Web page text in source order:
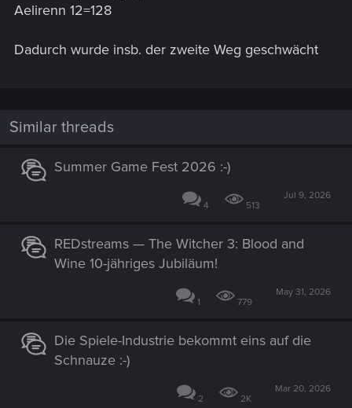
Aelirenn 12=128
Dadurch wurde insb. der zweite Weg geschwächt
Similar threads
Summer Game Fest 2026 :-)
4 513
Jul 9, 2026
REDstreams — The Witcher 3: Blood and
Wine 10-jähriges Jubiläum!
1 779
May 31, 2026
Die Spiele-Industrie bekommt eins auf die
Schnauze :-)
2 2K
Mar 20, 2026